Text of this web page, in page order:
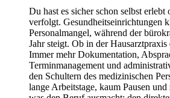
Du hast es sicher schon selbst erlebt
verfolgt. Gesundheitseinrichtungen
Personalmangel, während der
Jahr steigt. Ob in der
Immer mehr Dokumentation,
Terminmanagement und
den Schultern des medizinischen
lange Arbeitstage, kaum Pausen